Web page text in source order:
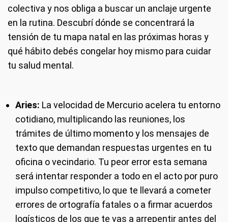
colectiva y nos obliga a buscar un anclaje urgente
en la rutina. Descubrí dónde se concentrará la
tensión de tu mapa natal en las próximas horas y
qué hábito debés congelar hoy mismo para cuidar
tu salud mental.
Aries: La velocidad de Mercurio acelera tu entorno
cotidiano, multiplicando las reuniones, los
trámites de último momento y los mensajes de
texto que demandan respuestas urgentes en tu
oficina o vecindario. Tu peor error esta semana
será intentar responder a todo en el acto por puro
impulso competitivo, lo que te llevará a cometer
errores de ortografía fatales o a firmar acuerdos
logísticos de los que te vas a arrepentir antes del